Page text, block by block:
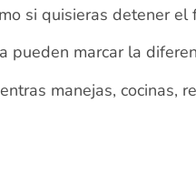
si quisieras detener el
marcar la
manejas, cocinas,